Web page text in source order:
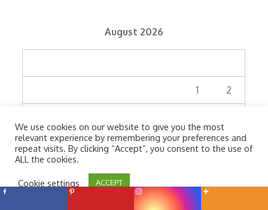
August 2026
1 2
10 11 12 13 14 15 16
19 20
25 27 28 29
We use cookies on our website to give you the most
relevant experience by remembering your preferences and
repeat visits. By clicking “Accept”, you consent to the use of
ALL the cookies.
Cookie settings ACCEPT